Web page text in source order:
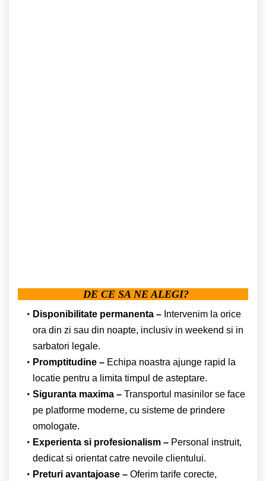
DE CE SA NE ALEGI?
Disponibilitate permanenta –Intervenim la orice
ora din zi sau din noapte, inclusiv in weekend si in
sarbatori legale.
Promptitudine –Echipa noastra ajunge rapid la
locatie pentru a limita timpul de asteptare.
Siguranta maxima –Transportul masinilor se face
pe platforme moderne, cu sisteme de prindere
omologate.
Experienta si profesionalism –Personal instruit,
dedicat si orientat catre nevoile clientului.
Preturi avantajoase – Oferim tarife corecte,